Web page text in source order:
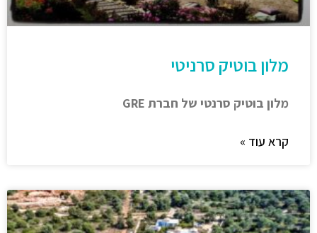
מלון בוטיק סרניטי
מלון בוטיק סרנטי של חברת GRE
קרא עוד »